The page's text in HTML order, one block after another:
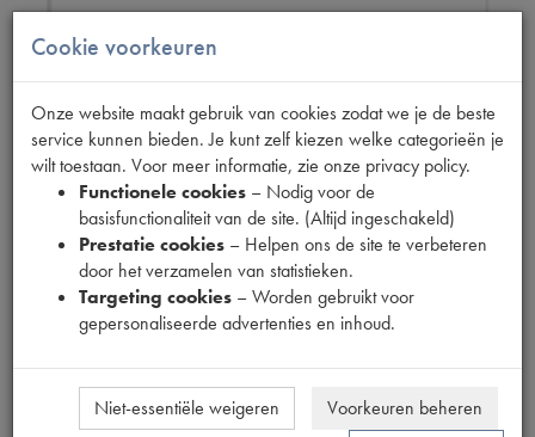
Productnummer
1200429
Prijs
236,40 (€195,37 excl. btw)
Dit product kan op dit moment niet besteld worden
Mail ons
Cookie voorkeuren
Onze website maakt gebruik van cookies zodat we je de beste
service kunnen bieden. Je kunt zelf kiezen welke categorieën je
wilt toestaan. Voor meer informatie, zie onze privacy policy.
Functionele cookies – Nodig voor de
basisfunctionaliteit van de site. (Altijd ingeschakeld)
Prestatie cookies – Helpen ons de site te verbeteren
door het verzamelen van statistieken.
Targeting cookies – Worden gebruikt voor
gepersonaliseerde advertenties en inhoud.
Niet-essentiële weigeren
Voorkeuren beheren